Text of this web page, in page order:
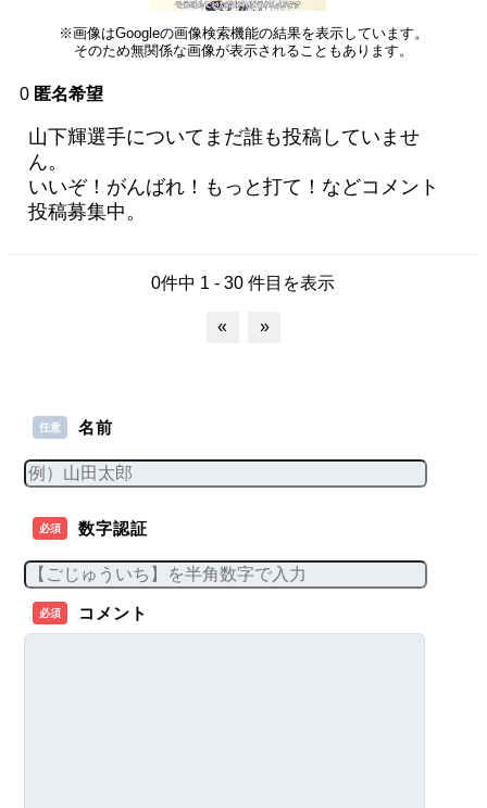
※画像はGoogleの画像検索機能の結果を表示しています。
そのため無関係な画像が表示されることもあります。
0 匿名希望
山下輝選手についてまだ誰も投稿していませ
ん。
いいぞ！がんばれ！もっと打て！などコメント
投稿募集中。
0件中 1 - 30 件目を表示
« »
任意 名前
必須 数字認証
必須 コメント